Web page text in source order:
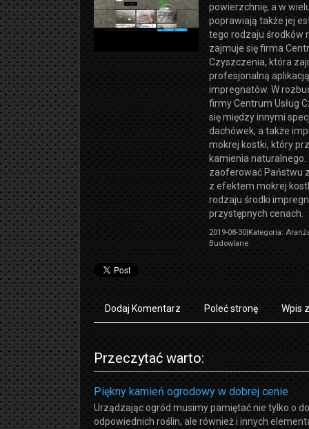
powierzchnię, a w
poprawiają także jej
tego rodzaju środków
zajmuje się firma
Czyszczenia, która
profesjonalną
impregnatów. W
firmy Centrum Usług
się między innymi
dachówek, a także
mokrej kostki, który
kamienia
zaoferować Państwu
z efektem mokrej
rodzaju środki
przystępnych cenach.
2019-08-30 Kategoria:
Budowlane
Dodaj Komentarz Poleć stronę Wpis
Przeczytać warto:
Piękny kamień ogrodowy w dobrej cenie
Urządzając ogród musimy pamiętać nie tylko o
odpowiednich roślin, ale również i innych